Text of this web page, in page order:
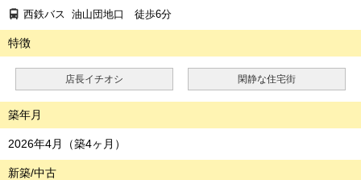
西鉄バス 油山団地口 徒歩6分
特徴
店長イチオシ 閑静な住宅街
築年月
2026年4月（築4ヶ月）
新築/中古